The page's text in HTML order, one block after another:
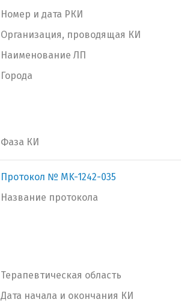
Номер и дата РКИ
Организация, проводящая КИ
Наименование ЛП
Города
Фаза КИ
Протокол № MK-1242-035
Название протокола
Терапевтическая область
Дата начала и окончания КИ